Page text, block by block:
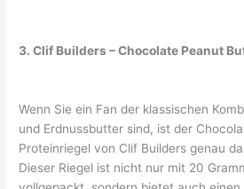
3. Clif Builders – Chocolate Peanut
Wenn Sie ein Fan der klassischen
und Erdnussbutter sind, ist der
Proteinriegel von Clif Builders genau
Dieser Riegel ist nicht nur mit 20